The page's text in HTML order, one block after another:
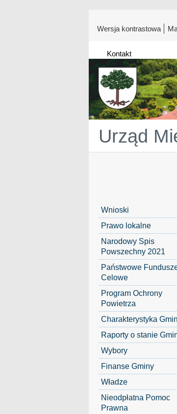
Wersja kontrastowa
Kontakt
Urząd
Wnioski
Prawo lokalne
Narodowy Spis
Powszechny 2021
Państwowe
Celowe
Program Ochrony
Powietrza
Charakterystyka
Raporty o stanie
Wybory
Finanse Gminy
Władze
Nieodpłatna Pomoc
Prawna